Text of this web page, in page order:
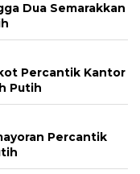
Dua Semarakkan
Percantik Kantor
Putih
Percantik